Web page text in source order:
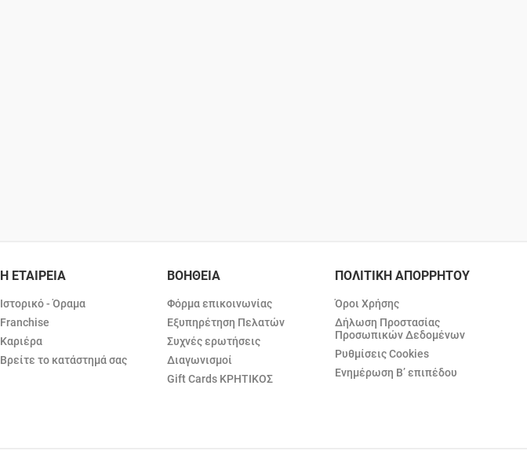
Η ΕΤΑΙΡΕΙΑ
Ιστορικό - Όραμα
Franchise
Καριέρα
Βρείτε το κατάστημά σας
ΒΟΗΘΕΙΑ
Φόρμα επικοινωνίας
Εξυπηρέτηση Πελατών
Συχνές ερωτήσεις
Διαγωνισμοί
Gift Cards ΚΡΗΤΙΚΟΣ
ΠΟΛΙΤΙΚΗ ΑΠΟΡΡΗΤΟΥ
Όροι Χρήσης
Δήλωση Προστασίας
Προσωπικών Δεδομένων
Ρυθμίσεις Cookies
Ενημέρωση Β’ επιπέδου